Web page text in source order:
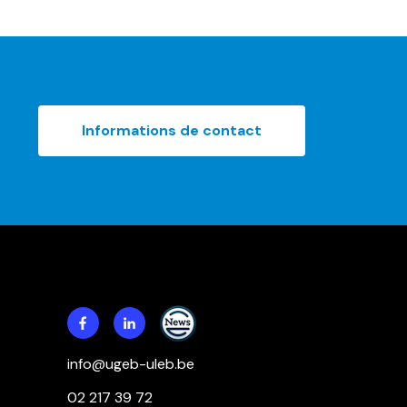
Informations de contact
info@ugeb-uleb.be
02 217 39 72